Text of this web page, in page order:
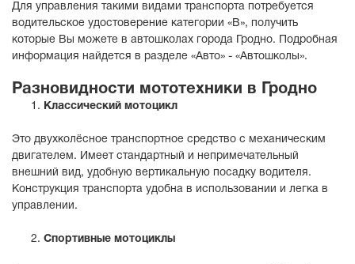
Для управления такими видами транспорта потребуется
водительское удостоверение категории «В», получить
которые Вы можете в автошколах города Гродно. Подробная
информация найдется в разделе «Авто» - «Автошколы».
Разновидности мототехники в Гродно
Классический мотоцикл
Это двухколёсное транспортное средство с механическим
двигателем. Имеет стандартный и непримечательный
внешний вид, удобную вертикальную посадку водителя.
Конструкция транспорта удобна в использовании и легка в
управлении.
Спортивные мотоциклы